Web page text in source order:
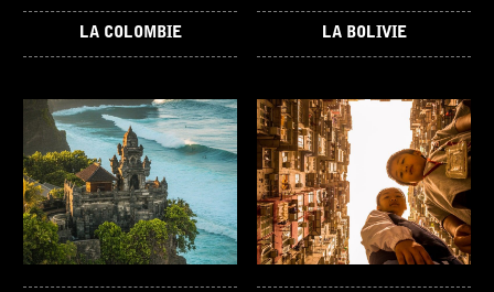
LA COLOMBIE LA BOLIVIE